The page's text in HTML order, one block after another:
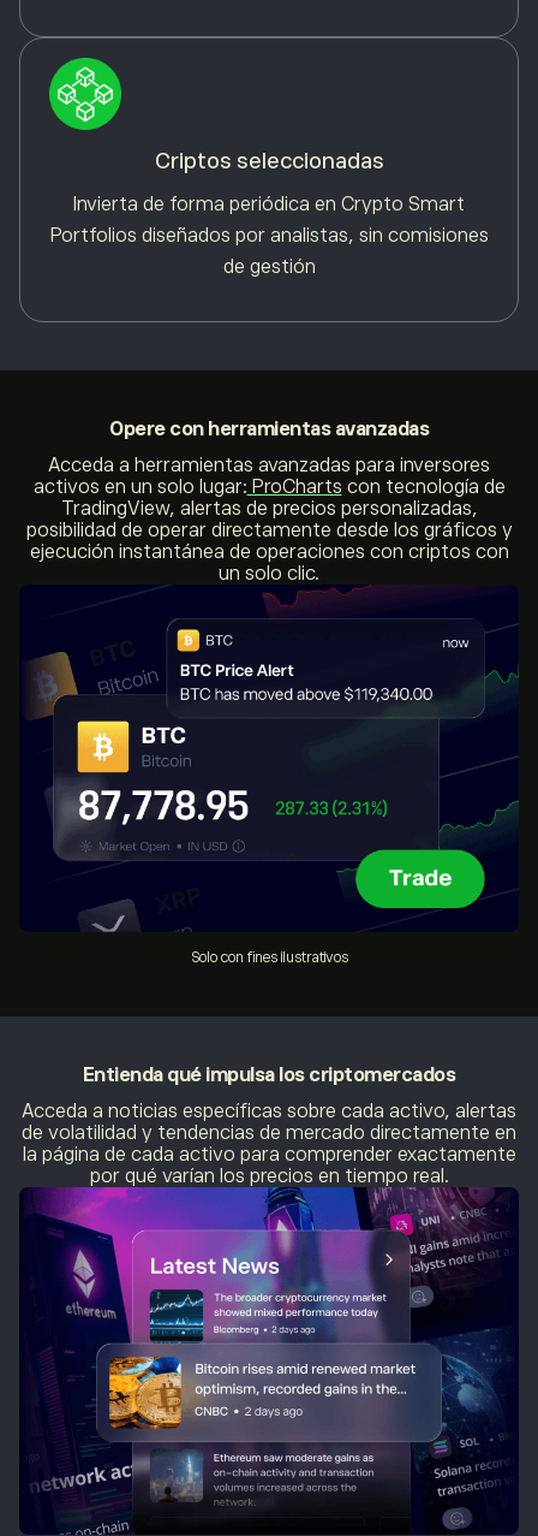
Criptos seleccionadas
Invierta de forma periódica en Crypto Smart
Portfolios diseñados por analistas, sin comisiones
de gestión
Solo con fines ilustrativos
Opere con herramientas avanzadas
Acceda a herramientas avanzadas para inversores
activos en un solo lugar: ProCharts con tecnología de
TradingView, alertas de precios personalizadas,
posibilidad de operar directamente desde los gráficos y
ejecución instantánea de operaciones con criptos con
un solo clic.
Entienda qué impulsa los criptomercados
Acceda a noticias específicas sobre cada activo, alertas
de volatilidad y tendencias de mercado directamente en
la página de cada activo para comprender exactamente
por qué varían los precios en tiempo real.